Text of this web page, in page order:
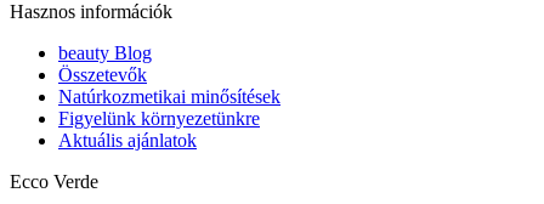
Hasznos információk
beauty Blog
Összetevők
Natúrkozmetikai minősítések
Figyelünk környezetünkre
Aktuális ajánlatok
Ecco Verde